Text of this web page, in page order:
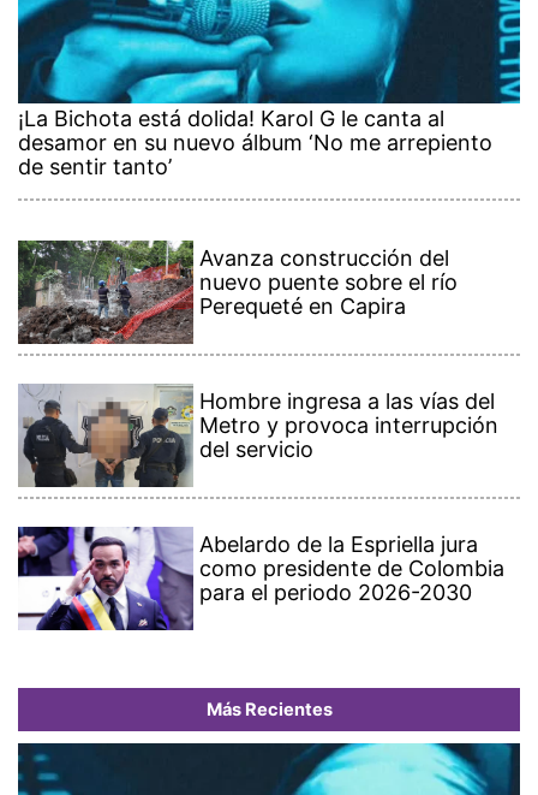
¡La Bichota está dolida! Karol G le canta al
desamor en su nuevo álbum ‘No me arrepiento
de sentir tanto’
Avanza construcción del
nuevo puente sobre el río
Perequeté en Capira
Hombre ingresa a las vías del
Metro y provoca interrupción
del servicio
Abelardo de la Espriella jura
como presidente de Colombia
para el periodo 2026-2030
Más Recientes